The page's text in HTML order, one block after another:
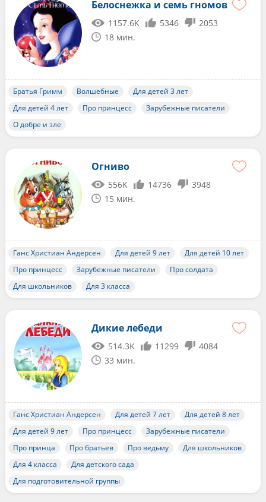
Белоснежка и семь гномов
1157.6K 5346
2053
18 мин.
Братья Гримм Волшебные
Для детей 3 лет
Для детей 4 лет
Про принцесс
Зарубежные писатели
О добре и зле
Огниво
556K 14736
3948
15 мин.
Ганс Христиан Андерсен Для детей 9 лет
Для детей 10 лет
Про принцесс
Зарубежные писатели
Про солдата
Для школьников
Для 3 класса
Дикие лебеди
514.3K 11299
4084
33 мин.
Ганс Христиан Андерсен Для детей 7 лет
Для детей 8 лет
Для детей 9 лет
Про принцесс
Зарубежные писатели
Про принца
Про братьев Про ведьму
Для школьников
Для 4 класса
Для детского сада
Для подготовительной группы